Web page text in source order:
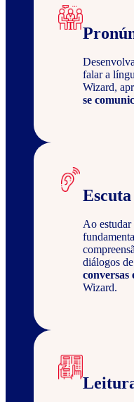
falar a
Wizard,
se
Escuta
Ao estudar
diálogos
conversas
Wizard.